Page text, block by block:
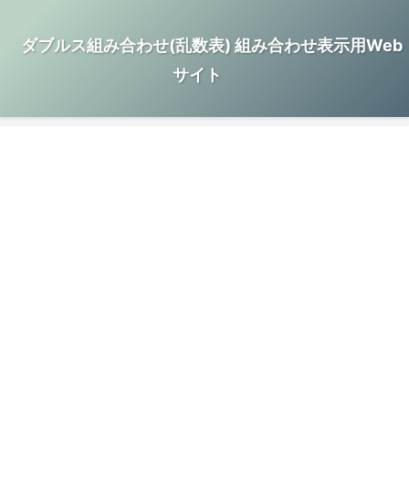
ダブルス組み合わせ(乱数表) 組み合わせ表示用Web
サイト